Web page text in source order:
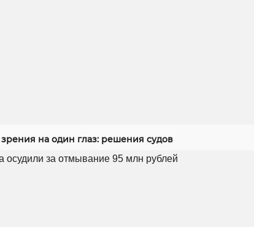
на один глаз: решения судов